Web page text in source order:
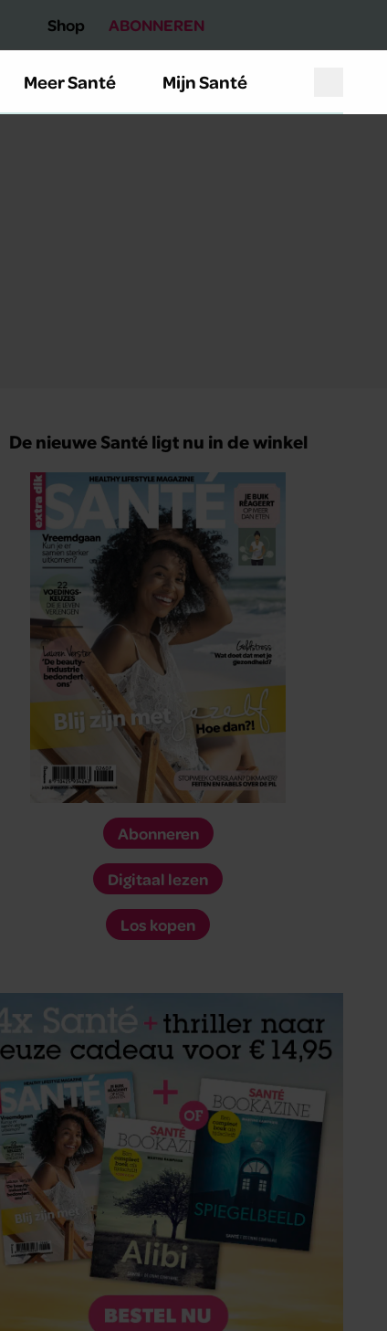
Shop ABONNEREN
Meer Santé Mijn Santé
De nieuwe Santé ligt nu in de winkel
Abonneren
Digitaal lezen
Los kopen